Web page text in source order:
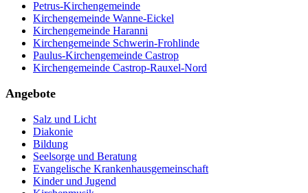
Petrus-Kirchengemeinde
Kirchengemeinde Wanne-Eickel
Kirchengemeinde Haranni
Kirchengemeinde Schwerin-Frohlinde
Paulus-Kirchengemeinde Castrop
Kirchengemeinde Castrop-Rauxel-Nord
Angebote
Salz und Licht
Diakonie
Bildung
Seelsorge und Beratung
Evangelische Krankenhausgemeinschaft
Kinder und Jugend